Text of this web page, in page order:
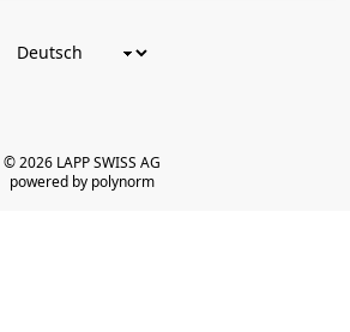
© 2026 LAPP SWISS AG
powered by polynorm